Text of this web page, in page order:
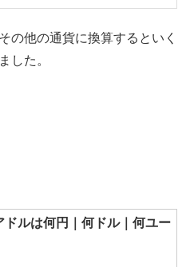
の他の通貨に換算するといく
した。
ドルは何円｜何ドル｜何ユー